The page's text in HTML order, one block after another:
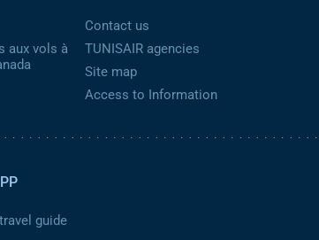
aux vols à
Contact us
TUNISAIR agencies
Site map
Access to Information
guide